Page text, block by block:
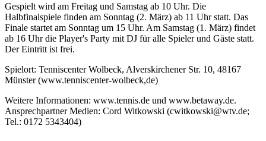
Gespielt wird am Freitag und Samstag ab 10 Uhr. Die
Halbfinalspiele finden am Sonntag (2. März) ab 11 Uhr statt. Das
Finale startet am Sonntag um 15 Uhr. Am Samstag (1. März) findet
ab 16 Uhr die Player's Party mit DJ für alle Spieler und Gäste statt.
Der Eintritt ist frei.
Spielort: Tenniscenter Wolbeck, Alverskirchener Str. 10, 48167
Münster (www.tenniscenter-wolbeck,de)
Weitere Informationen: www.tennis.de und www.betaway.de.
Ansprechpartner Medien: Cord Witkowski (cwitkowski@wtv.de;
Tel.: 0172 5343404)